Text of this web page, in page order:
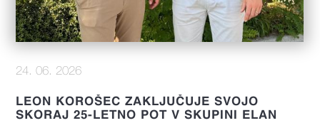
24. 06. 2026
LEON KOROŠEC ZAKLJUČUJE SVOJO
SKORAJ 25-LETNO POT V SKUPINI ELAN